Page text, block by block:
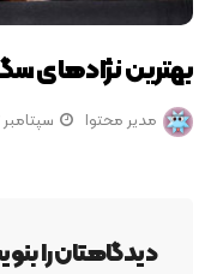
بهترین نژادهای سگ
مدیر محتوا سپتامبر 16, 2025
دیدگاهتان را